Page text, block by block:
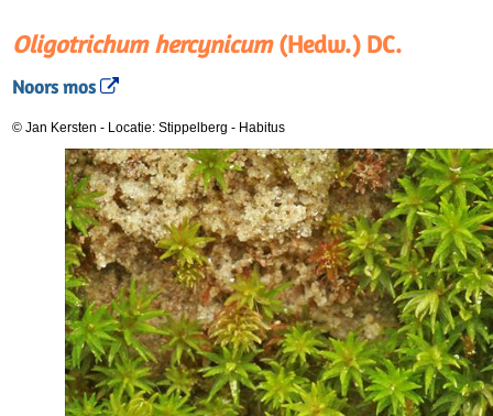
Oligotrichum hercynicum(Hedw.) DC.
Noors mos
© Jan Kersten - Locatie: Stippelberg - Habitus